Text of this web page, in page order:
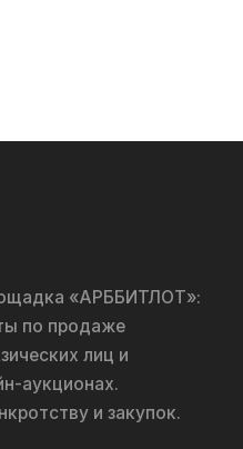
«АРББИТЛОТ»:
по продаже
лиц и
аукционах.
и закупок.